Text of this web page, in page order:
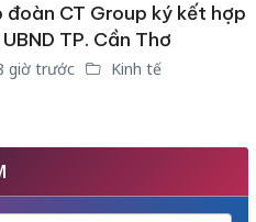
đoàn CT Group ký kết hợp
TP. Cần Thơ
giờ trước Kinh tế